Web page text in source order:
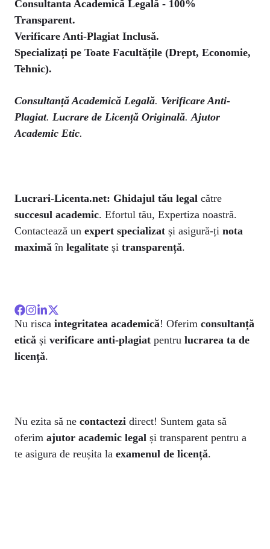
Consultanta Academică Legală - 100%
Transparent.
Verificare Anti-Plagiat Inclusă.
Specializați pe Toate Facultățile (Drept, Economie,
Tehnic).
Consultanță Academică Legală. Verificare Anti-
Plagiat. Lucrare de Licență Originală.Ajutor
Academic Etic.
Lucrari-Licenta.net: Ghidajul tău legal către
succesul academic. Efortul tău, Expertiza noastră.
Contactează un expert specializat și asigură-ți nota
maximă în legalitate și transparență.
Nu risca integritatea academică! Oferim consultanță
etică și verificare anti-plagiat pentru lucrarea ta de
licență.
Nu ezita să ne contactezi direct! Suntem gata să
oferim ajutor academic legal și transparent pentru a
te asigura de reușita la examenul de licență.